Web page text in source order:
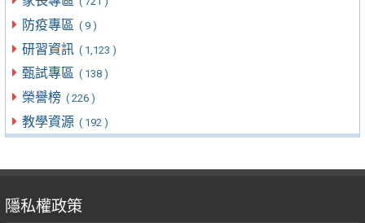
防疫專區 ( 9 )
研習資訊 ( 1,123 )
甄試專區 ( 138 )
榮譽榜 ( 226 )
教學資源 ( 192 )
隱私權政策